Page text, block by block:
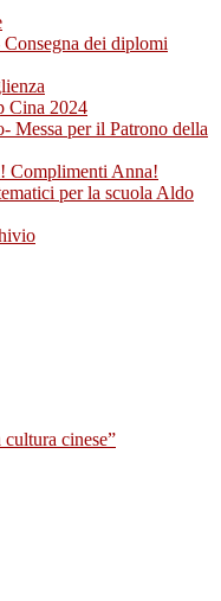
Consegna dei diplomi
Cina 2024
Messa per il Patrono della
Complimenti Anna!
per la scuola Aldo
cinese”